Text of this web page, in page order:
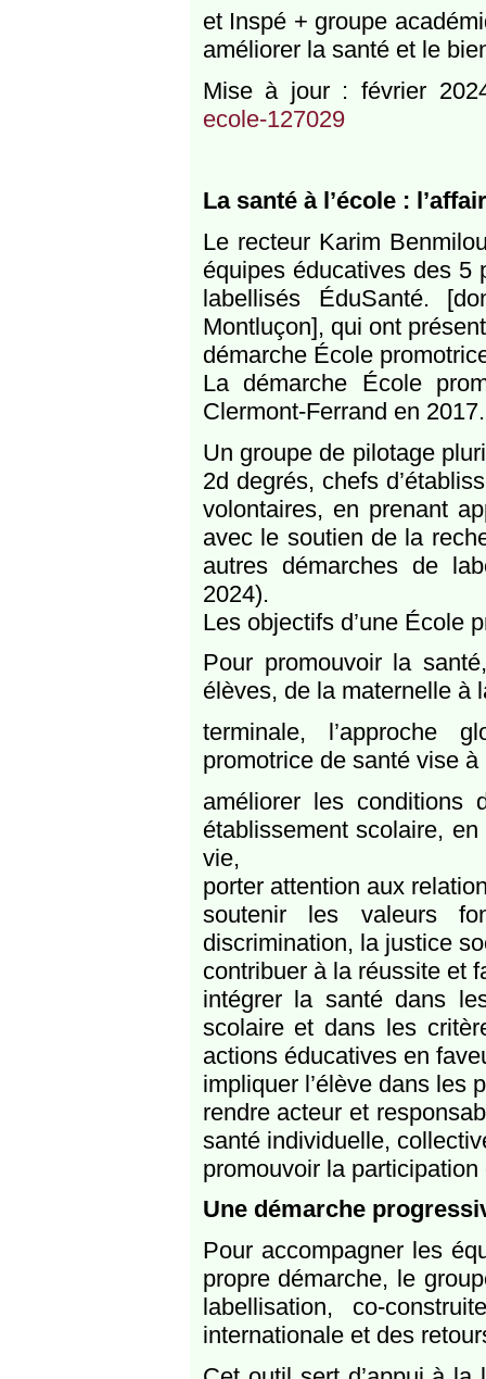
et Inspé + groupe
améliorer la santé et le
Mise à jour : février
ecole-127029
La santé à l’école :
Le recteur Karim
équipes éducatives des 5
labellisés ÉduSanté.
Montluçon], qui ont
démarche École
La démarche École
Clermont-Ferrand en 2017.
Un groupe de pilotage
2d degrés, chefs
volontaires, en prenant
avec le soutien de la
autres démarches de
2024).
Les objectifs d’une École
Pour promouvoir la
élèves, de la maternelle à
terminale, l’approche
promotrice de santé vise à
améliorer les conditions
établissement scolaire,
vie,
porter attention aux
soutenir les valeurs
discrimination, la justice
contribuer à la réussite et
intégrer la santé dans
scolaire et dans les
actions éducatives en
impliquer l’élève dans les
rendre acteur et
santé individuelle,
promouvoir la
Une démarche
Pour accompagner les
propre démarche, le
labellisation, co-
internationale et des